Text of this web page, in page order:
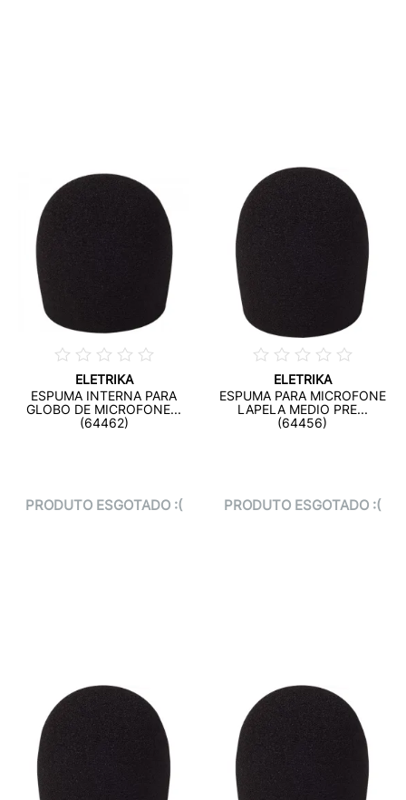
ELETRIKA
ESPUMA INTERNA PARA
GLOBO DE MICROFONE...
(64462)
PRODUTO ESGOTADO :(
ELETRIKA
ESPUMA PARA MICROFONE
LAPELA MEDIO PRE...
(64456)
PRODUTO ESGOTADO :(